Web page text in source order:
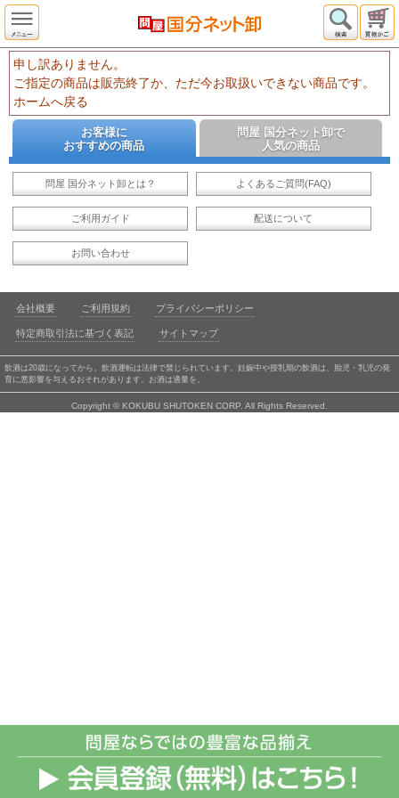
申し訳ありません。
ご指定の商品は販売終了か、ただ今お取扱いできない商品です。
ホームへ戻る
お客様に
おすすめの商品
問屋 国分ネット卸で
人気の商品
問屋 国分ネット卸とは？ よくあるご質問(FAQ)
ご利用ガイド 配送について
お問い合わせ
会社概要 ご利用規約 プライバシーポリシー
特定商取引法に基づく表記 サイトマップ
飲酒は20歳になってから。飲酒運転は法律で禁じられています。妊娠中や授乳期の飲酒は、胎児・乳児の発
育に悪影響を与えるおそれがあります。お酒は適量を。
Copyright © KOKUBU SHUTOKEN CORP. All Rights Reserved.